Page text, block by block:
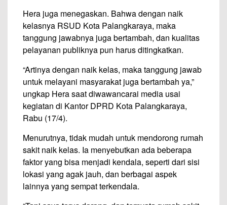
Hera juga menegaskan. Bahwa dengan naik
kelasnya RSUD Kota Palangkaraya, maka
tanggung jawabnya juga bertambah, dan kualitas
pelayanan publiknya pun harus ditingkatkan.
“Artinya dengan naik kelas, maka tanggung jawab
untuk melayani masyarakat juga bertambah ya,”
ungkap Hera saat diwawancarai media usai
kegiatan di Kantor DPRD Kota Palangkaraya,
Rabu (17/4).
Menurutnya, tidak mudah untuk mendorong rumah
sakit naik kelas. Ia menyebutkan ada beberapa
faktor yang bisa menjadi kendala, seperti dari sisi
lokasi yang agak jauh, dan berbagai aspek
lainnya yang sempat terkendala.